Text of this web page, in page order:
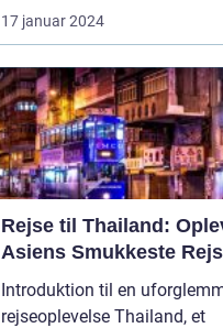
17 januar 2024
Rejse til Thailand:
Asiens Smukkeste
Introduktion til en
rejseoplevelse Thailand, et